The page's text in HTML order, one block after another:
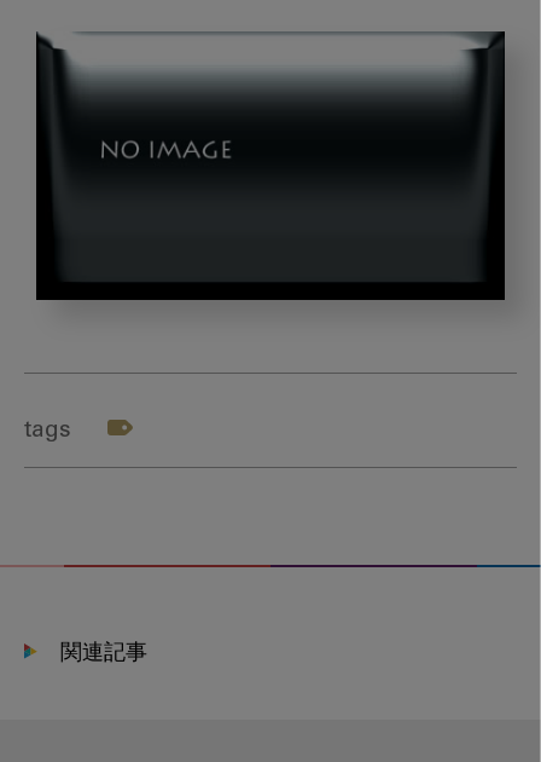
tags
関連記事